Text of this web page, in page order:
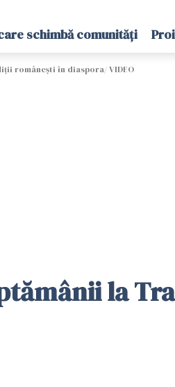
schimbă comunități
românești în diaspora/ VIDEO
la